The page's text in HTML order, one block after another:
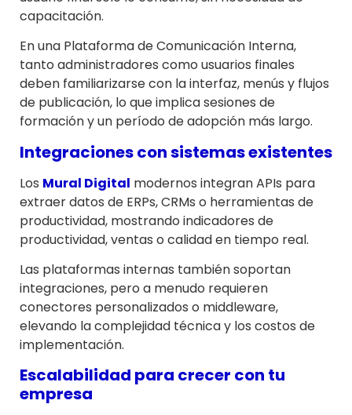
capacitación.
En una Plataforma de Comunicación Interna,
tanto administradores como usuarios finales
deben familiarizarse con la interfaz, menús y flujos
de publicación, lo que implica sesiones de
formación y un período de adopción más largo.
Integraciones con sistemas existentes
Los Mural Digital modernos integran APIs para
extraer datos de ERPs, CRMs o herramientas de
productividad, mostrando indicadores de
productividad, ventas o calidad en tiempo real.
Las plataformas internas también soportan
integraciones, pero a menudo requieren
conectores personalizados o middleware,
elevando la complejidad técnica y los costos de
implementación.
Escalabilidad para crecer con tu
empresa